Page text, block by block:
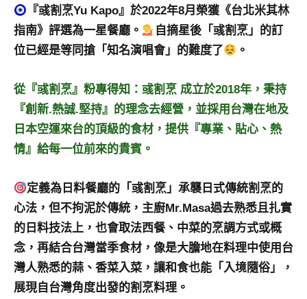
及
活
主
學
校
企
講
部
落
客
旅
遊
雜
『彧割烹Yu Kapo』於2022年8月榮獲《台北米其林
指南》評選為一星餐廳。
自摘星後「彧割烹」的訂
位已經是等同搶「知名演唱會」的難度了
。
從『彧割烹』粉專得知：彧割烹 成立於2018年，秉持
『創新.熱誠.堅持』的理念去經營，並採用台灣在地及
日本空運來台的頂級的食材，提供『專業、貼心、熱
情』給每一位前來的貴賓。
定義為日料餐廳的「彧割烹」承襲日式傳統割烹的
心法，但不拘泥於傳統，主廚Mr.Masa過去熟悉且扎實
的日料技法上，也會取法西餐、中菜的烹調方式或概
念，再結合台灣當季食材，像是大膽地在料理中使用台
灣人熟悉的蒜、香菜入菜，讓和食也能「入境隨俗」，
展現自台灣角度出發的割烹料理。